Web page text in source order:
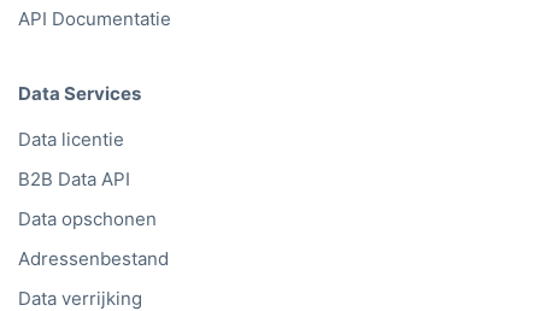
API Documentatie
Data Services
Data licentie
B2B Data API
Data opschonen
Adressenbestand
Data verrijking